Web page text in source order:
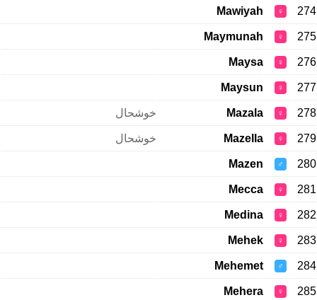
274
♀
Mawiyah
275
♀
Maymunah
276
♀
Maysa
277
♀
Maysun
278
♀
Mazala خوشحال
279
♀
Mazella خوشحال
280
♂
Mazen
281
♀
Mecca
282
♀
Medina
283
♀
Mehek
284
♂
Mehemet
285
♀
Mehera